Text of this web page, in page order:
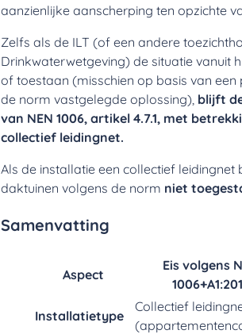
aanzienlijke aanscherping ten opzichte
Zelfs als de ILT (of een andere
Drinkwaterwetgeving) de situatie vanuit
of toestaan (misschien op basis van
de norm vastgelegde oplossing), blijft
van NEN 1006, artikel 4.7.1, met
collectief leidingnet.
Als de installatie een collectief leidingnet
daktuinen volgens de norm niet
Samenvatting
Aspect
Eis volgens
Installatietype
Collectief